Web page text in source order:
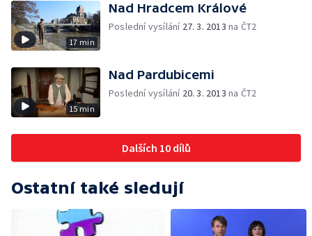
17 min
Nad Hradcem Králové
Poslední vysílání 27. 3. 2013 na ČT2
15 min
Nad Pardubicemi
Poslední vysílání 20. 3. 2013 na ČT2
Dalších 10 dílů
Ostatní také sledují